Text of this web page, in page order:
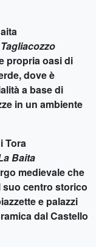
propria oasi di
dove è
a base di
in un ambiente
Tora
Baita
medievale che
suo centro storico
e palazzi
dal Castello